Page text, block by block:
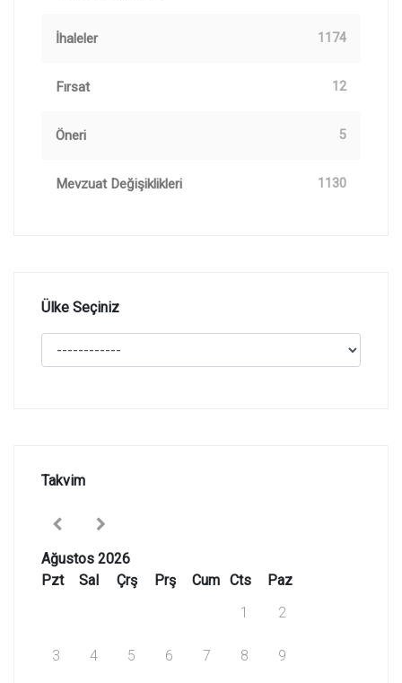
İhaleler 1174
Fırsat 12
Öneri 5
Mevzuat Değişiklikleri 1130
Ülke Seçiniz
Takvim
Ağustos 2026
Pzt
Sal Çrş Prş Cum Cts
Paz
1
2
3 4 5 6 7 8 9